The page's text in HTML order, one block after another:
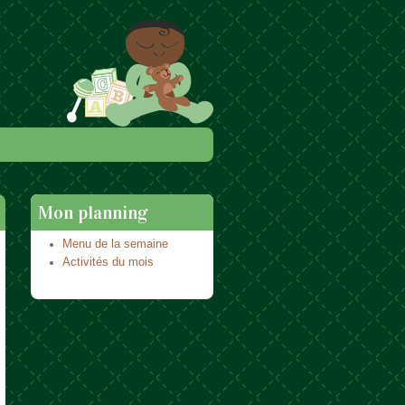
Mon planning
Menu de la semaine
Activités du mois